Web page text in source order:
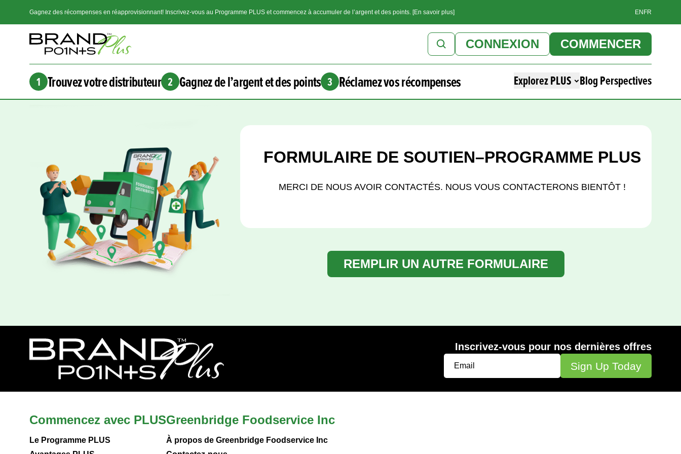
Gagnez des récompenses en réapprovisionnant! Inscrivez-vous au Programme PLUS et commencez à accumuler de l’argent et des points. [En savoir plus] EN FR
CONNEXION COMMENCER
1 Trouvez votre distributeur 2 Gagnez de l’argent et des points 3 Réclamez vos récompenses Explorez PLUS Blog Perspectives
FORMULAIRE DE SOUTIEN–PROGRAMME PLUS
MERCI DE NOUS AVOIR CONTACTÉS. NOUS VOUS CONTACTERONS BIENTÔT !
REMPLIR UN AUTRE FORMULAIRE
Inscrivez-vous pour nos dernières offres
Commencez avec PLUS
Le Programme PLUS
Greenbridge Foodservice Inc
À propos de Greenbridge Foodservice Inc